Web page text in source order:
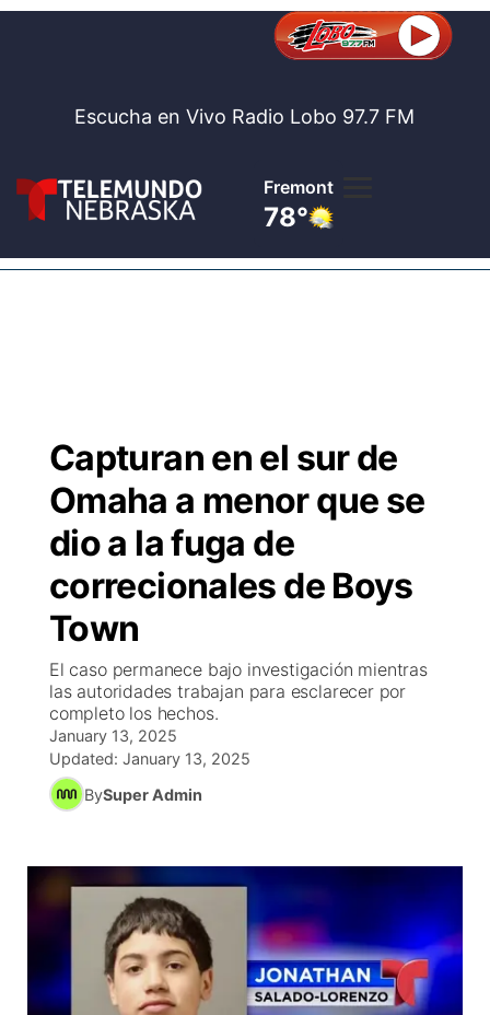
Escucha en Vivo Radio Lobo 97.7 FM
Fremont
78°
Tu
Capturan en el sur de
Omaha a menor que se
dio a la fuga de
correcionales de Boys
Town
El caso permanece bajo investigación mientras
las autoridades trabajan para esclarecer por
completo los hechos.
January 13, 2025
Updated: January 13, 2025
BySuper Admin